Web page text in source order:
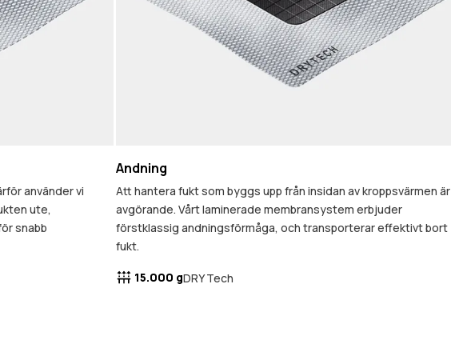
använder vi
ute,
snabb
Andning
Att hantera fukt som byggs upp från insidan av kroppsvärmen är
avgörande. Vårt laminerade membransystem erbjuder
förstklassig andningsförmåga, och transporterar effektivt bort
fukt.
15.000 gDRY Tech